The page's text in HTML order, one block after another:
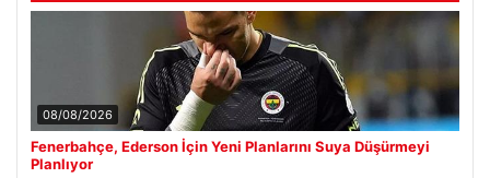
08/08/2026
Fenerbahçe, Ederson İçin Yeni Planlarını Suya Düşürmeyi
Planlıyor